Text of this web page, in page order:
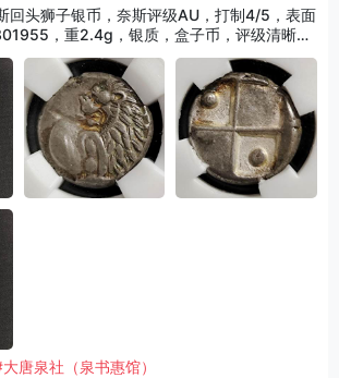
回头狮子银币，奈斯评级AU，打制4/5，表面
，重2.4g，银质，盒子币，评级清晰，
为准，适合古典打制币、希腊币、古代钱币收
唐泉社（泉书惠馆）